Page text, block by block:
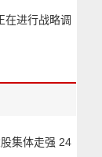
在进行战略调
集体走强 24